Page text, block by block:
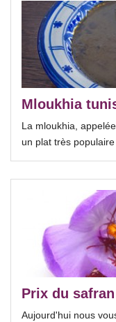
Mloukhia
La mloukhia,
un plat très
Prix du safran
Aujourd'hui nous